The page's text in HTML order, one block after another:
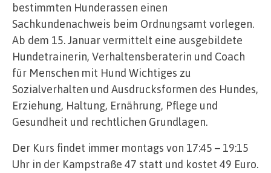
bestimmten Hunderassen einen
Sachkundenachweis beim Ordnungsamt vorlegen.
Ab dem 15. Januar vermittelt eine ausgebildete
Hundetrainerin, Verhaltensberaterin und Coach
für Menschen mit Hund Wichtiges zu
Sozialverhalten und Ausdrucksformen des Hundes,
Erziehung, Haltung, Ernährung, Pflege und
Gesundheit und rechtlichen Grundlagen.
Der Kurs findet immer montags von 17:45 – 19:15
Uhr in der Kampstraße 47 statt und kostet 49 Euro.